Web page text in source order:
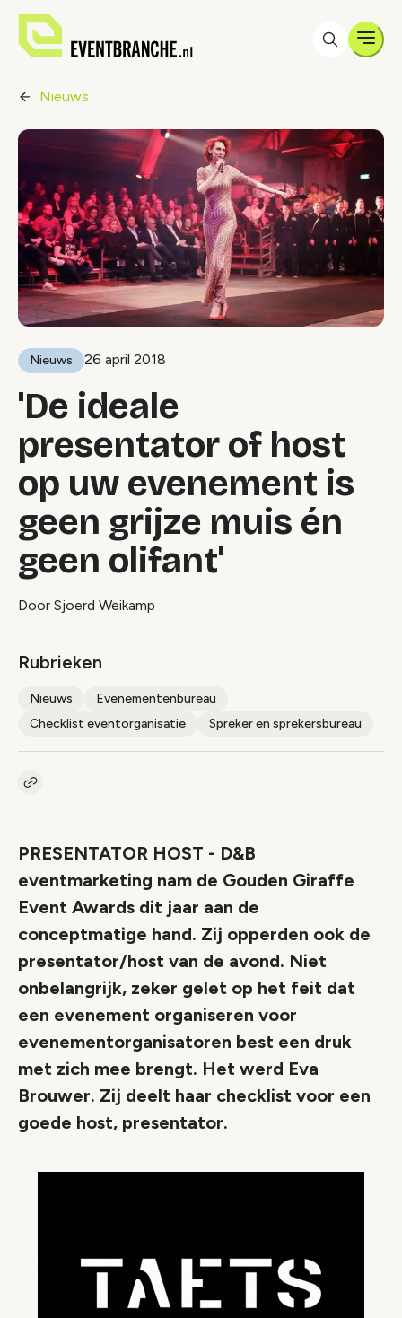
Nieuws
Nieuws 26 april 2018
'De ideale
presentator of host
op uw evenement is
geen grijze muis én
geen olifant'
Door Sjoerd Weikamp
Rubrieken
Nieuws
Evenementenbureau
Checklist eventorganisatie
Spreker en sprekersbureau
Kopieer link naar artikel
PRESENTATOR HOST - D&B
eventmarketing nam de Gouden Giraffe
Event Awards dit jaar aan de
conceptmatige hand. Zij opperden ook de
presentator/host van de avond. Niet
onbelangrijk, zeker gelet op het feit dat
een evenement organiseren voor
evenementorganisatoren best een druk
met zich mee brengt. Het werd Eva
Brouwer. Zij deelt haar checklist voor een
goede host, presentator.